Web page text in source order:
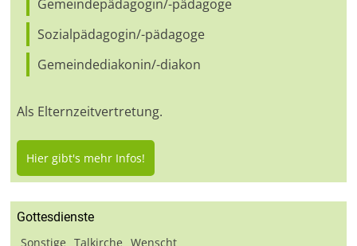
Gemeindepädagogin/-pädagoge
Sozialpädagogin/-pädagoge
Gemeindediakonin/-diakon
Als Elternzeitvertretung.
Hier gibt's mehr Infos!
Gottesdienste
Sonstige
Talkirche Wenscht